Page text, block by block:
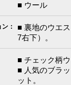
■ ウール
：
■ 裏地のウエ
7右下）。
■ チェック柄
■ 人気のブラ
ット。